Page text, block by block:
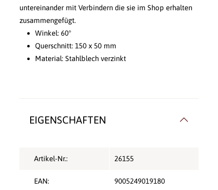
untereinander mit Verbindern die sie im Shop erhalten
zusammengefügt.
Winkel: 60°
Querschnitt: 150 x 50 mm
Material: Stahlblech verzinkt
EIGENSCHAFTEN
Artikel-Nr.: 26155
EAN: 9005249019180